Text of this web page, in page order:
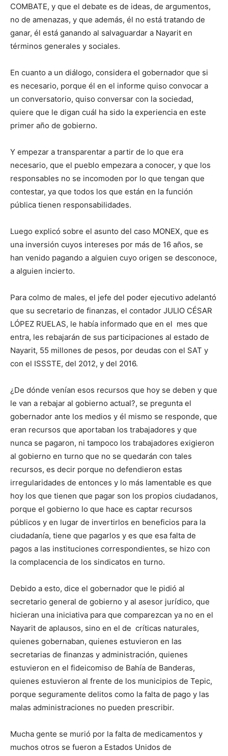
COMBATE, y que el debate es de ideas, de argumentos,
no de amenazas, y que además, él no está tratando de
ganar, él está ganando al salvaguardar a Nayarit en
términos generales y sociales.
En cuanto a un diálogo, considera el gobernador que si
es necesario, porque él en el informe quiso convocar a
un conversatorio, quiso conversar con la sociedad,
quiere que le digan cuál ha sido la experiencia en este
primer año de gobierno.
Y empezar a transparentar a partir de lo que era
necesario, que el pueblo empezara a conocer, y que los
responsables no se incomoden por lo que tengan que
contestar, ya que todos los que están en la función
pública tienen responsabilidades.
Luego explicó sobre el asunto del caso MONEX, que es
una inversión cuyos intereses por más de 16 años, se
han venido pagando a alguien cuyo origen se desconoce,
a alguien incierto.
Para colmo de males, el jefe del poder ejecutivo adelantó
que su secretario de finanzas, el contador JULIO CÉSAR
LÓPEZ RUELAS, le había informado que en el mes que
entra, les rebajarán de sus participaciones al estado de
Nayarit, 55 millones de pesos, por deudas con el SAT y
con el ISSSTE, del 2012, y del 2016.
¿De dónde venían esos recursos que hoy se deben y que
le van a rebajar al gobierno actual?, se pregunta el
gobernador ante los medios y él mismo se responde, que
eran recursos que aportaban los trabajadores y que
nunca se pagaron, ni tampoco los trabajadores exigieron
al gobierno en turno que no se quedarán con tales
recursos, es decir porque no defendieron estas
irregularidades de entonces y lo más lamentable es que
hoy los que tienen que pagar son los propios ciudadanos,
porque el gobierno lo que hace es captar recursos
públicos y en lugar de invertirlos en beneficios para la
ciudadanía, tiene que pagarlos y es que esa falta de
pagos a las instituciones correspondientes, se hizo con
la complacencia de los sindicatos en turno.
Debido a esto, dice el gobernador que le pidió al
secretario general de gobierno y al asesor jurídico, que
hicieran una iniciativa para que comparezcan ya no en el
Nayarit de aplausos, sino en el de críticas naturales,
quienes gobernaban, quienes estuvieron en las
secretarias de finanzas y administración, quienes
estuvieron en el fideicomiso de Bahía de Banderas,
quienes estuvieron al frente de los municipios de Tepic,
porque seguramente delitos como la falta de pago y las
malas administraciones no pueden prescribir.
Mucha gente se murió por la falta de medicamentos y
muchos otros se fueron a Estados Unidos de